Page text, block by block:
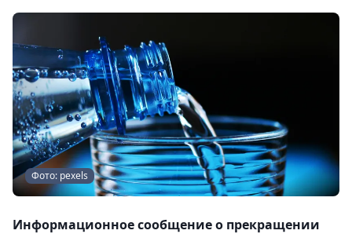
Фото: pexels
Информационное сообщение о прекращении